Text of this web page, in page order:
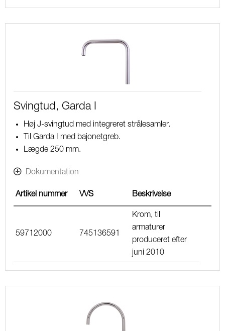
Svingtud, Garda I
Høj J-svingtud med integreret strålesamler.
Til Garda I med bajonetgreb.
Lægde 250 mm.
Dokumentation
Artikel nummer VVS Beskrivelse
59712000 745136591
Krom, til
armaturer
produceret efter
juni 2010